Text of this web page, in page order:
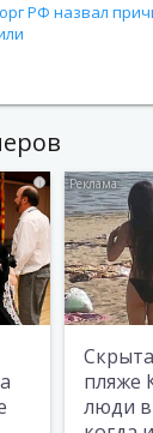
РФ назвал
i
пляже
люди